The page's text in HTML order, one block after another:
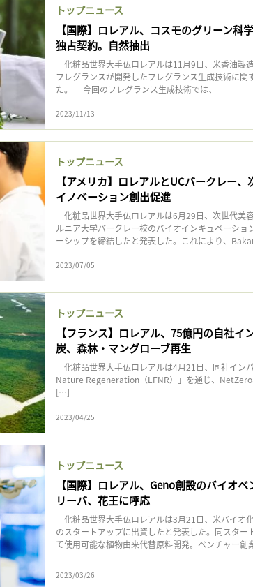
トップニュース
【国際】ロレアル、コスモのグリーン科
独占契約。自然抽出
化粧品世界大手仏ロレアルは11月9日、米香油製
フレグランスが開発したフレグランス生成技術に関
た。 今回のフレグランス生成技術では、
2023/11/13
トップニュース
【アメリカ】ロレアルとUCバークレー、
イノベーション創出促進
化粧品世界大手仏ロレアルは6月29日、次世代美
ルニア大学バークレー校のバイオインキュベーシ
ーシップを締結したと発表した。これにより、
2023/07/05
トップニュース
【フランス】ロレアル、75億円の自社イ
炭、森林・マングローブ再生
化粧品世界大手仏ロレアルは4月21日、同社イン
Nature Regeneration（LFNR）」を通じ、
[…]
2023/04/25
トップニュース
【国際】ロレアル、Geno創設のバイオ
リーバ、花王に呼応
化粧品世界大手仏ロレアルは3月21日、米バイオ
のスタートアップに出資したと発表した。同スター
て使用可能な植物由来代替原料開発。ベンチャー
2023/03/26